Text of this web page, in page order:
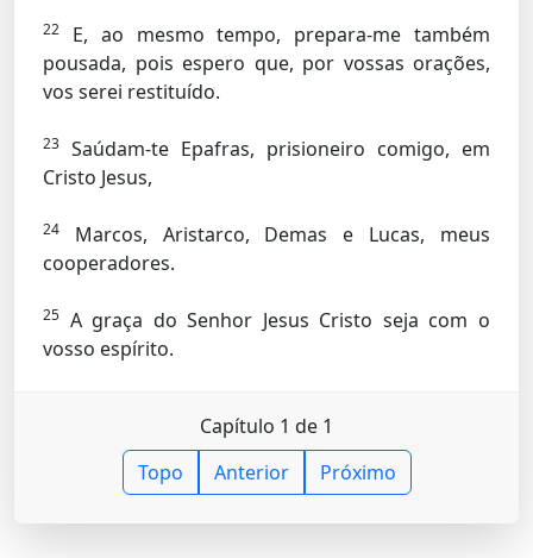
22
E, ao mesmo tempo, prepara-me também
pousada, pois espero que, por vossas orações,
vos serei restituído.
23 Saúdam-te Epafras, prisioneiro comigo, em
Cristo Jesus,
24
Marcos, Aristarco, Demas e Lucas, meus
cooperadores.
25 A graça do Senhor Jesus Cristo seja com o
vosso espírito.
Capítulo 1 de 1
Topo
Anterior Próximo